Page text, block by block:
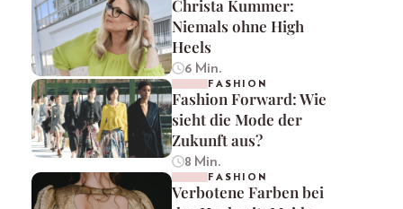
Christa Kummer:
Niemals ohne High
Heels
6 Min.
FASHION
Fashion Forward: Wie
sieht die Mode der
Zukunft aus?
8 Min.
FASHION
Verbotene Farben bei